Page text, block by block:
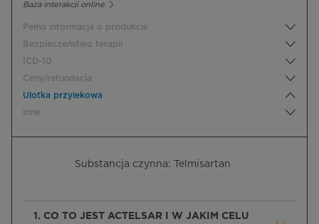
Baza interakcji online
Pełna informacja o produkcie
Bezpieczeństwo terapii
ICD-10
Ceny/refundacja
Ulotka przylekowa
Inne
Substancja czynna: Telmisartan
1. CO TO JEST ACTELSAR I W JAKIM CELU